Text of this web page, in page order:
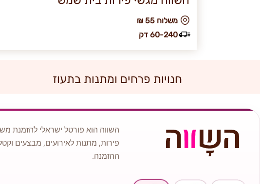
₪ משלוח 55
60-240 דק
חנויות פרחים ומתנות בתעוז
השווה הוא פורטל ישראלי להזמנת
פירות, מתנות לאירועים, מבצעים
ההזמנה.